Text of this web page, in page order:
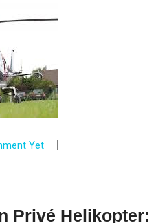
Yet
Privé Helikopter: